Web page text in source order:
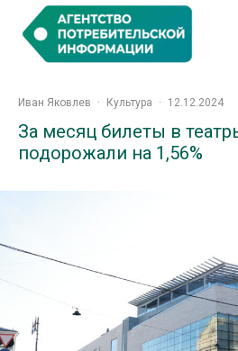
Иван Яковлев · Культура · 12.12.2024
За месяц билеты в
подорожали на 1,56%